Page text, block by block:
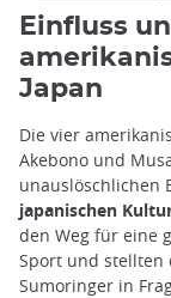
Einfluss
Japan
Die vier
Akebono und
unauslöschlichen
japanischen
den Weg für eine
Sport und stellten
Sumoringer in